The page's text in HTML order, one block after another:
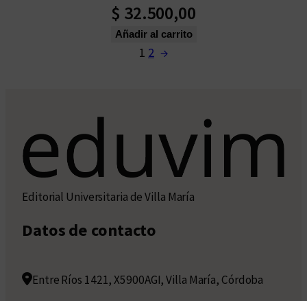
$ 32.500,00
Añadir al carrito
1 2 →
Editorial Universitaria de Villa María
Datos de contacto
Entre Ríos 1421, X5900AGI, Villa María, Córdoba